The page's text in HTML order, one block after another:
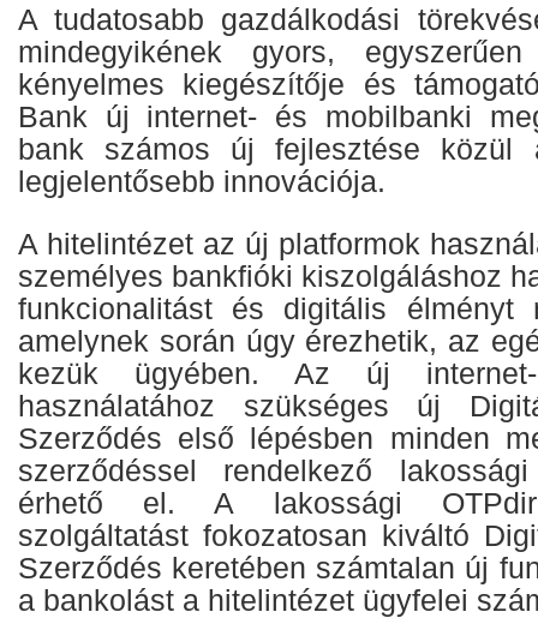
A tudatosabb gazdálkodási
mindegyikének gyors,
kényelmes kiegészítője és
Bank új internet- és mobilbanki
bank számos új fejlesztése
legjelentősebb innovációja.
A hitelintézet az új platformok
személyes bankfióki kiszolgáláshoz
funkcionalitást és digitális élményt
amelynek során úgy érezhetik, az
kezük ügyében. Az új
használatához szükséges új
Szerződés első lépésben minden
szerződéssel rendelkező
érhető el. A lakossági
szolgáltatást fokozatosan kiváltó
Szerződés keretében számtalan új
a bankolást a hitelintézet ügyfelei